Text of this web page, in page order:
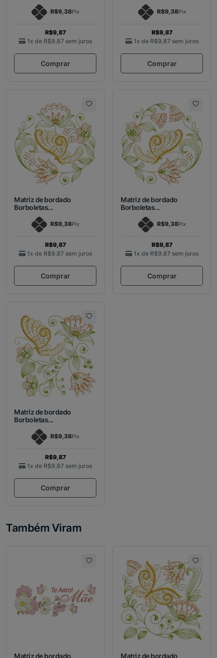
R$9,38Pix
R$9,87
1x de R$9,87 sem juros
Comprar
R$9,38Pix
R$9,87
1x de R$9,87 sem juros
Comprar
Matriz de bordado
Borboletas...
R$9,38Pix
R$9,87
1x de R$9,87 sem juros
Comprar
Matriz de bordado
Borboletas...
R$9,38Pix
R$9,87
1x de R$9,87 sem juros
Comprar
Matriz de bordado
Borboletas...
R$9,38Pix
R$9,87
1x de R$9,87 sem juros
Comprar
Também Viram
Matriz de bordado Matriz de bordado